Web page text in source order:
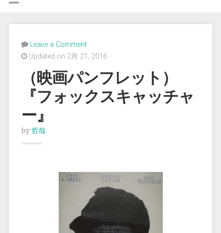
Leave a Comment
Updated on 2月 21, 2016
（映画パンフレット）
『フォックスキャッチャ
ー』
by 哲哉